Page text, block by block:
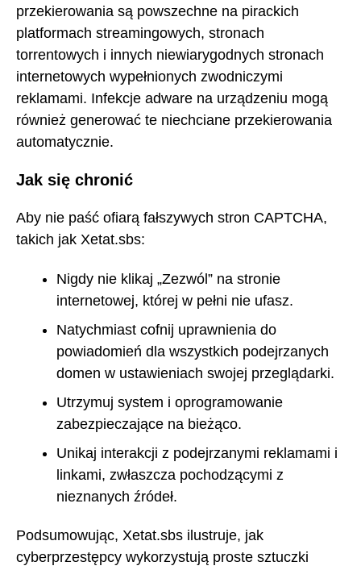
przekierowania są powszechne na pirackich
platformach streamingowych, stronach
torrentowych i innych niewiarygodnych stronach
internetowych wypełnionych zwodniczymi
reklamami. Infekcje adware na urządzeniu mogą
również generować te niechciane przekierowania
automatycznie.
Jak się chronić
Aby nie paść ofiarą fałszywych stron CAPTCHA,
takich jak Xetat.sbs:
Nigdy nie klikaj „Zezwól” na stronie
internetowej, której w pełni nie ufasz.
Natychmiast cofnij uprawnienia do
powiadomień dla wszystkich podejrzanych
domen w ustawieniach swojej przeglądarki.
Utrzymuj system i oprogramowanie
zabezpieczające na bieżąco.
Unikaj interakcji z podejrzanymi reklamami i
linkami, zwłaszcza pochodzącymi z
nieznanych źródeł.
Podsumowując, Xetat.sbs ilustruje, jak
cyberprzestępcy wykorzystują proste sztuczki